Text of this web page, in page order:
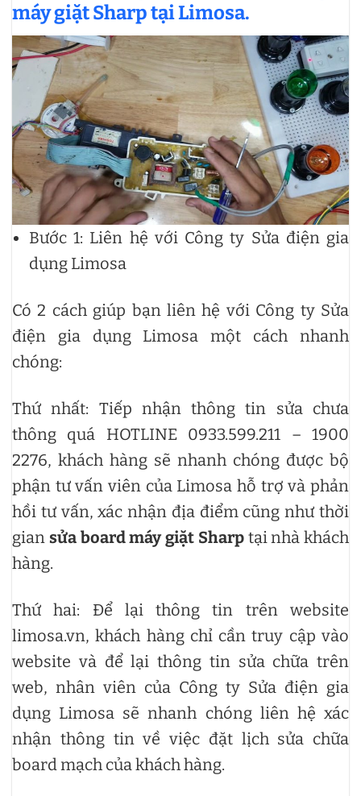
máy giặt Sharp tại Limosa.
Bước 1: Liên hệ với Công ty Sửa điện gia
dụng Limosa
Có 2 cách giúp bạn liên hệ với Công ty Sửa
điện gia dụng Limosa một cách nhanh
chóng:
Thứ nhất: Tiếp nhận thông tin sửa chưa
thông quá HOTLINE 0933.599.211 – 1900
2276, khách hàng sẽ nhanh chóng được bộ
phận tư vấn viên của Limosa hỗ trợ và phản
hồi tư vấn, xác nhận địa điểm cũng như thời
gian sửa board máy giặt Sharptại nhà khách
hàng.
Thứ hai: Để lại thông tin trên website
limosa.vn, khách hàng chỉ cần truy cập vào
website và để lại thông tin sửa chữa trên
web, nhân viên của Công ty Sửa điện gia
dụng Limosa sẽ nhanh chóng liên hệ xác
nhận thông tin về việc đặt lịch sửa chữa
board mạch của khách hàng.